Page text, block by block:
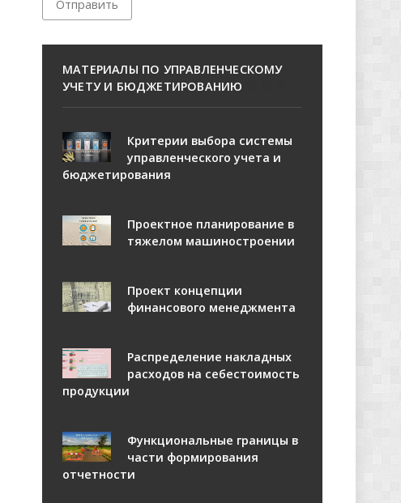
МАТЕРИАЛЫ ПО УПРАВЛЕНЧЕСКОМУ
УЧЕТУ И БЮДЖЕТИРОВАНИЮ
Критерии выбора системы
управленческого учета и
бюджетирования
Проектное планирование в
тяжелом машиностроении
Проект концепции
финансового менеджмента
Распределение накладных
расходов на себестоимость
продукции
Функциональные границы в
части формирования
отчетности